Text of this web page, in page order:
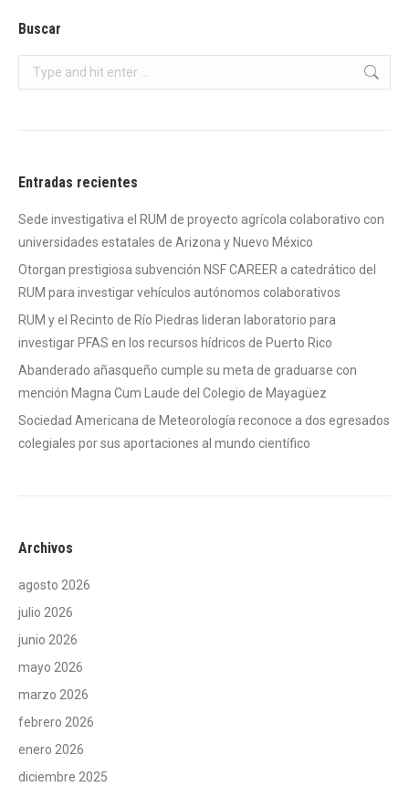
Buscar
Search:
Entradas recientes
Sede investigativa el RUM de proyecto agrícola colaborativo con
universidades estatales de Arizona y Nuevo México
Otorgan prestigiosa subvención NSF CAREER a catedrático del
RUM para investigar vehículos autónomos colaborativos
RUM y el Recinto de Río Piedras lideran laboratorio para
investigar PFAS en los recursos hídricos de Puerto Rico
Abanderado añasqueño cumple su meta de graduarse con
mención Magna Cum Laude del Colegio de Mayagüez
Sociedad Americana de Meteorología reconoce a dos egresados
colegiales por sus aportaciones al mundo científico
Archivos
agosto 2026
julio 2026
junio 2026
mayo 2026
marzo 2026
febrero 2026
enero 2026
diciembre 2025